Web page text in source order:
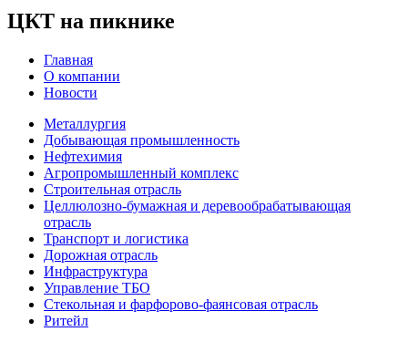
ЦКТ на пикнике
Главная
О компании
Новости
Металлургия
Добывающая промышленность
Нефтехимия
Агропромышленный комплекс
Строительная отрасль
Целлюлозно-бумажная и деревообрабатывающая
отрасль
Транспорт и логистика
Дорожная отрасль
Инфраструктура
Управление ТБО
Стекольная и фарфорово-фаянсовая отрасль
Ритейл